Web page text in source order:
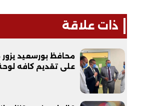
ذات علاقة
محافظ بورسعيد يزور
على تقديم كافه لوحة